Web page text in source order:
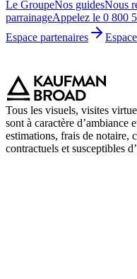
Le GroupeNos guidesNous
parrainageAppelez le 0 800
Espace partenaires
Tous les visuels, visites
sont à caractère d’ambiance
estimations, frais de notaire,
contractuels et susceptibles